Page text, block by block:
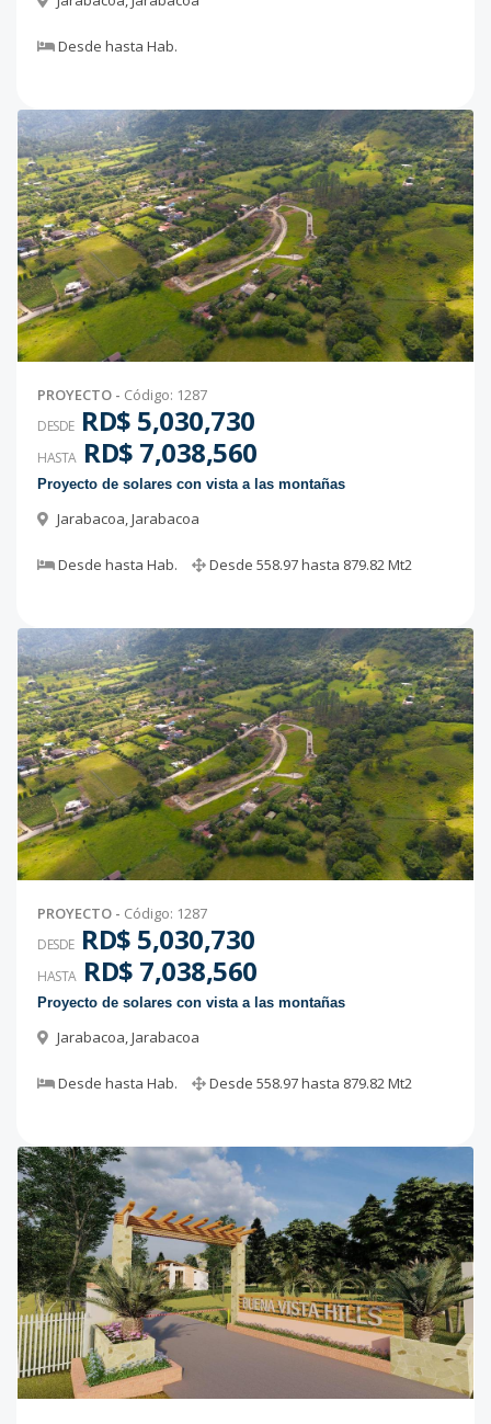
Desde hasta Hab.
PROYECTO - Código: 1287
DESDE RD$ 5,030,730
HASTA RD$ 7,038,560
Proyecto de solares con vista a las montañas
Jarabacoa,Jarabacoa
Desde hasta Hab. Desde 558.97hasta 879.82Mt2
PROYECTO - Código: 1287
DESDE RD$ 5,030,730
HASTA RD$ 7,038,560
Proyecto de solares con vista a las montañas
Jarabacoa,Jarabacoa
Desde hasta Hab. Desde 558.97hasta 879.82Mt2